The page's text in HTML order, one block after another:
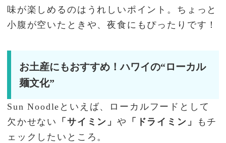
味が楽しめるのはうれしいポイント。ちょっと
小腹が空いたときや、夜食にもぴったりです！
お土産にもおすすめ！ハワイの“ローカル
麺文化”
Sun Noodleといえば、ローカルフードとして
欠かせない
「サイミン」や 「ドライミン」
もチ
ェックしたいところ。